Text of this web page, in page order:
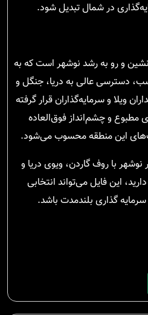
در شمال تبدیل شود.
و رو به رشد نوشهر است که به
دسترسی عالی به دریا، جنگل و
ویلا و سرمایه‌گذاران قرار گرفته
و چشم‌انداز فوق‌العاده
این منطقه محسوب می‌شود.
با روف گاردن، ویوی دریا و
این فایل می‌تواند انتخابی
گذاری بلندمدت باشد.